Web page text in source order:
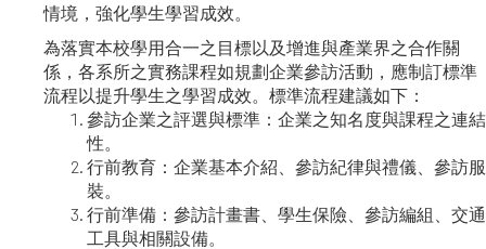
情境，強化學生學習成效。
為落實本校學用合一之目標以及增進與產業界之合作關
係，各系所之實務課程如規劃企業參訪活動，應制訂標準
流程以提升學生之學習成效。標準流程建議如下：
參訪企業之評選與標準：企業之知名度與課程之連結
性。
行前教育：企業基本介紹、參訪紀律與禮儀、參訪服
裝。
行前準備：參訪計畫書、學生保險、參訪編組、交通
工具與相關設備。